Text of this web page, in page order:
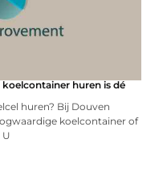
huren is dé
huren? Bij Douven
koelcontainer of
U